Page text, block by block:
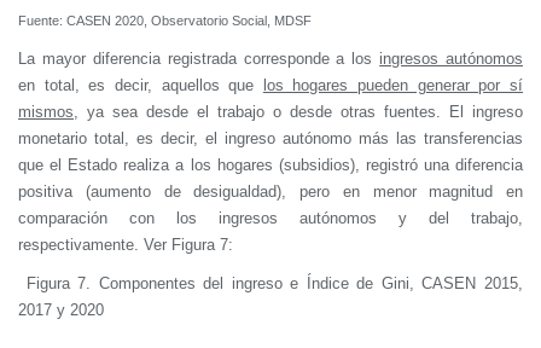
Fuente: CASEN 2020, Observatorio Social, MDSF
La mayor diferencia registrada corresponde a los ingresos autónomos
en total, es decir, aquellos que
los hogares pueden generar por sí
mismos , ya sea desde el trabajo o desde otras fuentes. El ingreso
monetario total, es decir, el ingreso autónomo más las transferencias
que el Estado realiza a los hogares (subsidios), registró una diferencia
positiva (aumento de desigualdad), pero en menor magnitud en
comparación con los ingresos autónomos y del trabajo,
respectivamente. Ver Figura 7:
Figura 7. Componentes del ingreso e Índice de Gini, CASEN 2015,
2017 y 2020